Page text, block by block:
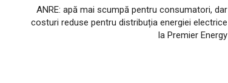
ANRE: apă mai scumpă pentru consumatori, dar
costuri reduse pentru distribuția energiei electrice
la Premier Energy